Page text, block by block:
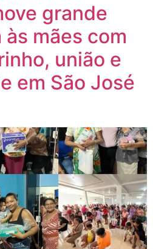
grande
mães com
união e
em São José